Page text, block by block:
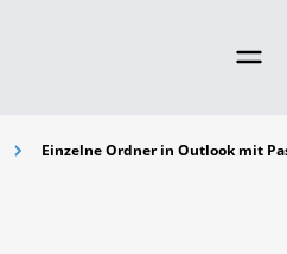
Einzelne Ordner in Outlook mit